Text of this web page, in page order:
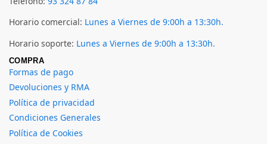
Horario comercial: Lunes a Viernes de 9:00h a 13:30h.
Horario soporte: Lunes a Viernes de 9:00h a 13:30h.
COMPRA
Formas de pago
Devoluciones y RMA
Política de privacidad
Condiciones Generales
Política de Cookies